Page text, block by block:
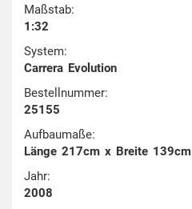
Maßstab:
1:32
System:
Carrera Evolution
Bestellnummer:
25155
Aufbaumaße:
Länge 217cm x Breite 139cm
Jahr:
2008